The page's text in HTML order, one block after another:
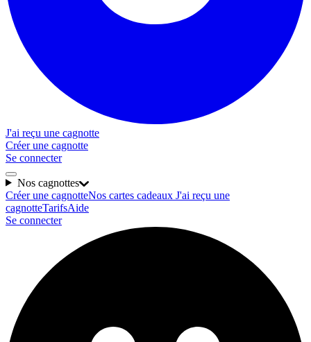
J'ai reçu une cagnotte
Créer une cagnotte
Se connecter
Nos cagnottes
Créer une cagnotteNos cartes cadeaux J'ai reçu une
cagnotteTarifsAide
Se connecter